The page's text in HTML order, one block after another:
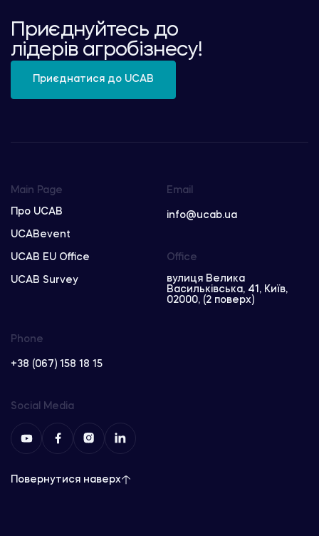
Приєднуйтесь до
лідерів агробізнесу!
Приєднатися до UCAB
Main Page
Про UCAB
UCABevent
UCAB EU Office
UCAB Survey
Email
info@ucab.ua
Phone
+38 (067) 158 18 15
Office
вулиця Велика
Васильківська, 41, Київ,
02000, (2 поверх)
Social Media
Повернутися наверх